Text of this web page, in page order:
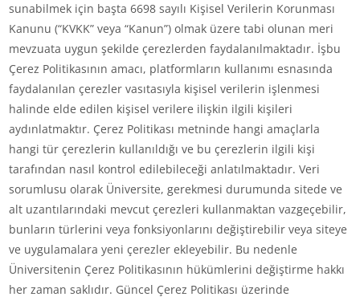
sunabilmek için başta 6698 sayılı Kişisel Verilerin Korunması
Kanunu (“KVKK” veya “Kanun”) olmak üzere tabi olunan meri
mevzuata uygun şekilde çerezlerden faydalanılmaktadır. İşbu
Çerez Politikasının amacı, platformların kullanımı esnasında
faydalanılan çerezler vasıtasıyla kişisel verilerin işlenmesi
halinde elde edilen kişisel verilere ilişkin ilgili kişileri
aydınlatmaktır. Çerez Politikası metninde hangi amaçlarla
hangi tür çerezlerin kullanıldığı ve bu çerezlerin ilgili kişi
tarafından nasıl kontrol edilebileceği anlatılmaktadır. Veri
sorumlusu olarak Üniversite, gerekmesi durumunda sitede ve
alt uzantılarındaki mevcut çerezleri kullanmaktan vazgeçebilir,
bunların türlerini veya fonksiyonlarını değiştirebilir veya siteye
ve uygulamalara yeni çerezler ekleyebilir. Bu nedenle
Üniversitenin Çerez Politikasının hükümlerini değiştirme hakkı
her zaman saklıdır. Güncel Çerez Politikası üzerinde